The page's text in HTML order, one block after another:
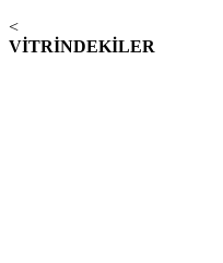
<
VİTRİNDEKİLER